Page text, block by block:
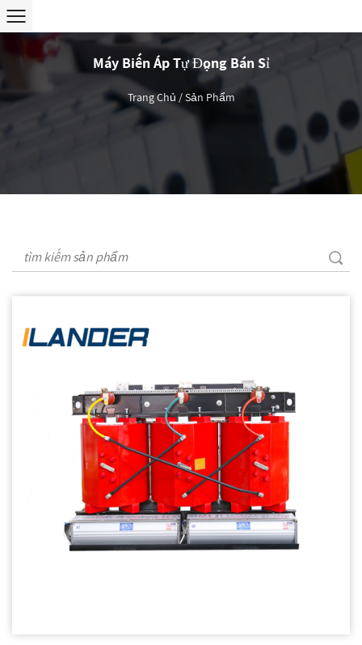
Máy Biến Áp Tự Động Bán Sỉ
Trang Chủ /Sản Phẩm